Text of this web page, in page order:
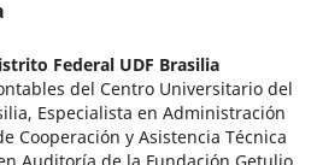
Federal UDF Brasilia
del Centro Universitario del
Especialista en Administración
Cooperación y Asistencia Técnica